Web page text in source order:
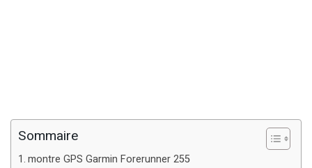
Sommaire
montre GPS Garmin Forerunner 255